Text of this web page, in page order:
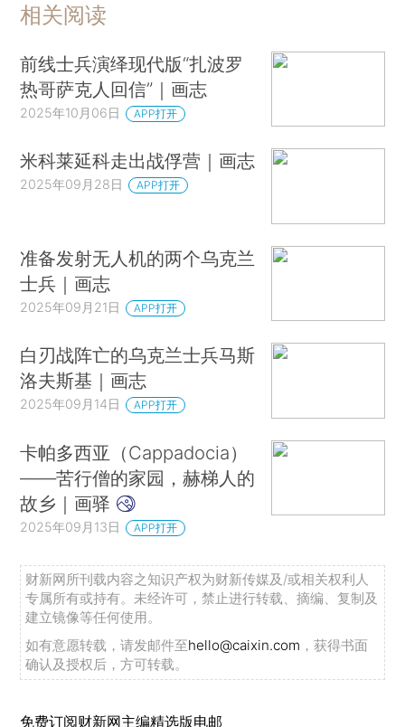
相关阅读
前线士兵演绎现代版“扎波罗
热哥萨克人回信”｜画志
2025年10月06日 APP打开
米科莱延科走出战俘营｜画志
2025年09月28日 APP打开
准备发射无人机的两个乌克兰
士兵｜画志
2025年09月21日 APP打开
白刃战阵亡的乌克兰士兵马斯
洛夫斯基｜画志
2025年09月14日 APP打开
卡帕多西亚（Cappadocia）
——苦行僧的家园，赫梯人的
故乡｜画驿
2025年09月13日 APP打开
财新网所刊载内容之知识产权为财新传媒及/或相关权利人
专属所有或持有。未经许可，禁止进行转载、摘编、复制及
建立镜像等任何使用。
如有意愿转载，请发邮件至hello@caixin.com ，获得书面
确认及授权后，方可转载。
免费订阅财新网主编精选版电邮